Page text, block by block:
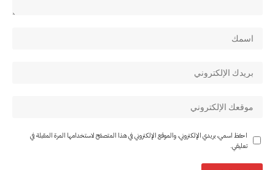
احفظ اسمي، بريدي الإلكتروني، والموقع الإلكتروني في هذا المتصفح لاستخدامها المرة المقبلة في
تعليقي.